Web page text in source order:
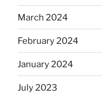
March 2024
February 2024
January 2024
July 2023